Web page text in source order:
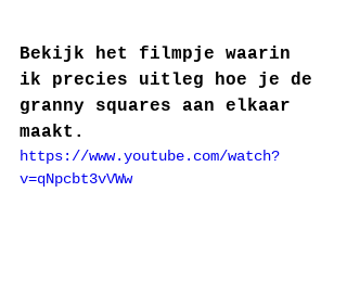
Bekijk het filmpje waarin
ik precies uitleg hoe je de
granny squares aan elkaar
maakt.
https://www.youtube.com/watch?
v=qNpcbt3vVWw